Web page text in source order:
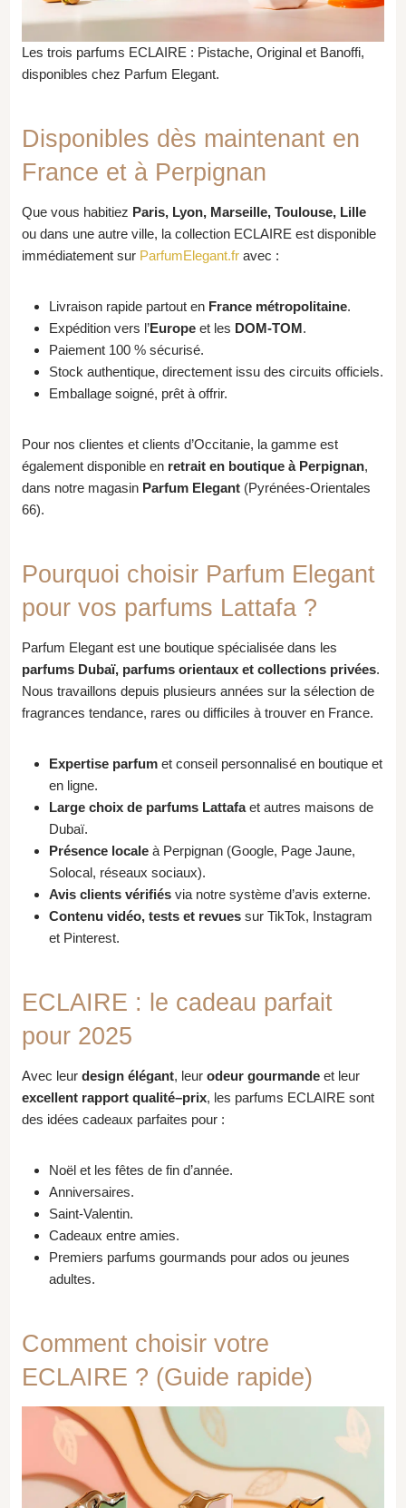
Les trois parfums ECLAIRE : Pistache, Original et Banoffi,
disponibles chez Parfum Elegant.
Disponibles dès maintenant en
France et à Perpignan
Que vous habitiez Paris, Lyon, Marseille, Toulouse, Lille
ou dans une autre ville, la collection ECLAIRE est disponible
immédiatement sur ParfumElegant.fr avec :
Livraison rapide partout en France métropolitaine.
Expédition vers l’Europe et les DOM-TOM.
Paiement 100 % sécurisé.
Stock authentique, directement issu des circuits officiels.
Emballage soigné, prêt à offrir.
Pour nos clientes et clients d’Occitanie, la gamme est
également disponible en retrait en boutique à Perpignan,
dans notre magasin Parfum Elegant (Pyrénées-Orientales
66).
Pourquoi choisir Parfum Elegant
pour vos parfums Lattafa ?
Parfum Elegant est une boutique spécialisée dans les
parfums Dubaï, parfums orientaux et collections privées.
Nous travaillons depuis plusieurs années sur la sélection de
fragrances tendance, rares ou difficiles à trouver en France.
Expertise parfum et conseil personnalisé en boutique et
en ligne.
Large choix de parfums Lattafaet autres maisons de
Dubaï.
Présence locale à Perpignan (Google, Page Jaune,
Solocal, réseaux sociaux).
Avis clients vérifiés via notre système d’avis externe.
Contenu vidéo, tests et revues sur TikTok, Instagram
et Pinterest.
ECLAIRE : le cadeau parfait
pour 2025
Avec leurdesign élégant, leurodeur gourmande et leur
excellent rapport qualité–prix, les parfums ECLAIRE sont
des idées cadeaux parfaites pour :
Noël et les fêtes de fin d’année.
Anniversaires.
Saint-Valentin.
Cadeaux entre amies.
Premiers parfums gourmands pour ados ou jeunes
adultes.
Comment choisir votre
ECLAIRE ? (Guide rapide)